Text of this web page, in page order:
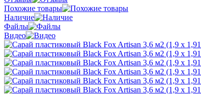
Похожие товары
Наличие
Файлы
Видео